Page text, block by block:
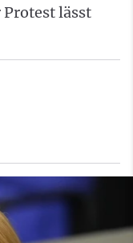
Protest lässt